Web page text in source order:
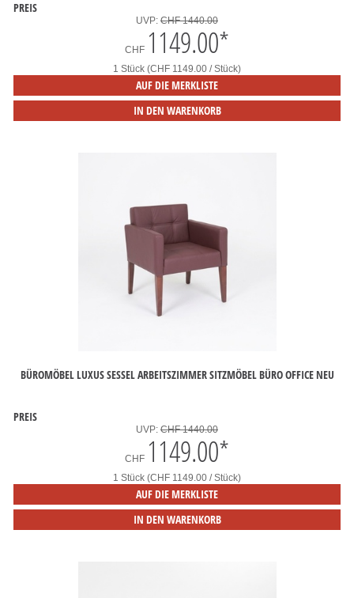
PREIS
UVP: CHF 1440.00
CHF 1149.00*
1 Stück (CHF 1149.00 / Stück)
AUF DIE MERKLISTE
IN DEN WARENKORB
BÜROMÖBEL LUXUS SESSEL ARBEITSZIMMER SITZMÖBEL BÜRO OFFICE NEU
PREIS
UVP: CHF 1440.00
CHF 1149.00*
1 Stück (CHF 1149.00 / Stück)
AUF DIE MERKLISTE
IN DEN WARENKORB